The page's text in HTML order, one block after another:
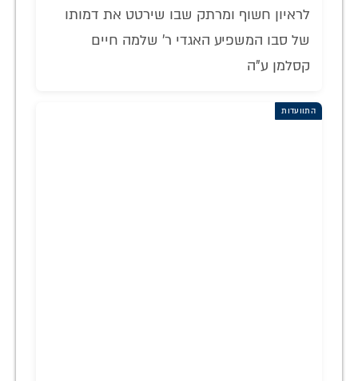
לראיון חשוף ומרתק שבו שירטט את דמותו
של סבו המשפיע האגדי ר' שלמה חיים
קסלמן ע"ה
התוועדות